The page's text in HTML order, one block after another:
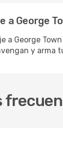
a George
a George
y arma